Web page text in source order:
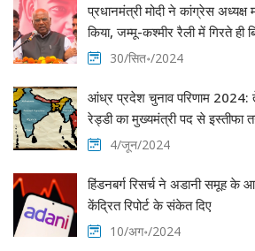
प्रधानमंत्री मोदी ने कांग्रेस
किया, जम्मू-कश्मीर रैली में गिरते ही
30/सित॰/2024
आंध्र प्रदेश चुनाव परिणाम 2024:
रेड्डी का मुख्यमंत्री पद से इस्तीफा
4/जून/2024
हिंडनबर्ग रिसर्च ने अडानी समूह के
केंद्रित रिपोर्ट के संकेत दिए
10/अग॰/2024